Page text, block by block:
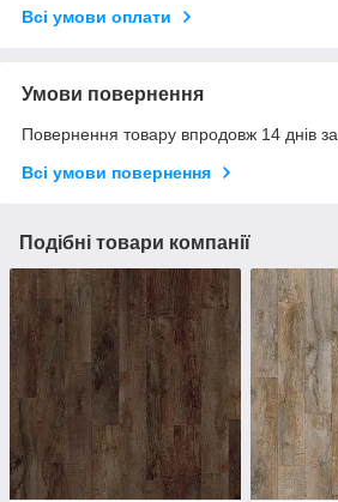
Всі умови оплати
Умови повернення
Повернення товару впродовж 14 днів
Всі умови повернення
Подібні товари компанії